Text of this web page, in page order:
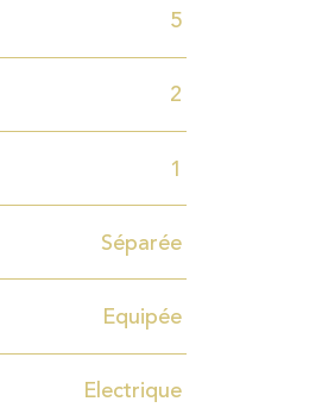
5
2
1
Séparée
Equipée
Electrique